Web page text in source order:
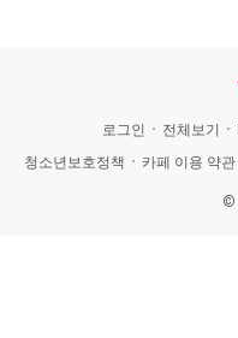
로그인 전체보기
청소년보호정책
카페 이용 약관
©